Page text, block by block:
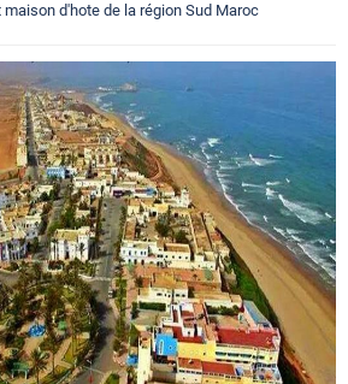
d'hote de la région Sud Maroc